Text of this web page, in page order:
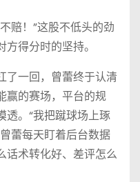
赔！”这股不低头的劲
得分时的坚持。
了一回，曾蕾终于认清
赢的赛场，平台的规
透。“我把蹴球场上琢
蕾每天盯着后台数据
话术转化好、差评怎么